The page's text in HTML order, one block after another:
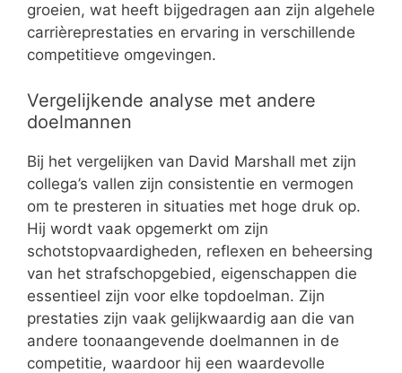
groeien, wat heeft bijgedragen aan zijn algehele
carrièreprestaties en ervaring in verschillende
competitieve omgevingen.
Vergelijkende analyse met andere
doelmannen
Bij het vergelijken van David Marshall met zijn
collega’s vallen zijn consistentie en vermogen
om te presteren in situaties met hoge druk op.
Hij wordt vaak opgemerkt om zijn
schotstopvaardigheden, reflexen en beheersing
van het strafschopgebied, eigenschappen die
essentieel zijn voor elke topdoelman. Zijn
prestaties zijn vaak gelijkwaardig aan die van
andere toonaangevende doelmannen in de
competitie, waardoor hij een waardevolle